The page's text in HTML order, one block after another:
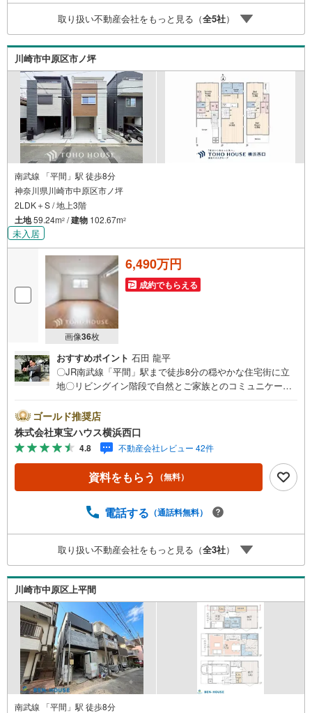
利）※上記金利は 2026年8月時点 のものであり、実際の適
用金利は融資実行時のものとなります。金利情勢により表
記の返済額と異なる場合があります。ーーーーーーーーー
ーーーーーーーーーーーーーーーー
取り扱い不動産会社をもっと見る（全5社）
川崎市中原区市ノ坪
南武線 「平間」駅 徒歩8分
神奈川県川崎市中原区市ノ坪
2LDK＋S / 地上3階
土地59.24m2 /建物 102.67m2
未入居
画像36枚
6,490万円
成約でもらえる
おすすめポイント 石田 龍平
〇JR南武線「平間」駅まで徒歩8分の穏やかな住宅街に立
地〇リビングイン階段で自然とご家族とのコミュニケーシ
スッキリと片付けられますーーーーYahoo！ 不動産キャン
ペーン対象店舗ーーーー当店で物件を成約するとPayPayボ
ーナスライトがもらえる「Yahoo！ 不動産 物件ご成約キャ
ンペーン」の対象になります。「資料をもらう」「見学予
約をする」ボタンからお問い合わせください。※必ずYaho
o！ JAPAN IDでログインしてください。※PayPayボーナス
0日です。ーーーーーーーーーーーーーーーーーーーーーー
利）※上記金利は 2026年8月時点 のものであり、実際の適
用金利は融資実行時のものとなります。金利情勢により表
記の返済額と異なる場合があります。ーーーーーーーーー
ーーーーーーーーーーーーーーーー
ゴールド推奨店
株式会社東宝ハウス横浜西口
4.8 不動産会社レビュー 42件
資料をもらう （無料）
電話する （通話料無料）
取り扱い不動産会社をもっと見る（全3社）
川崎市中原区上平間
南武線 「平間」駅 徒歩8分